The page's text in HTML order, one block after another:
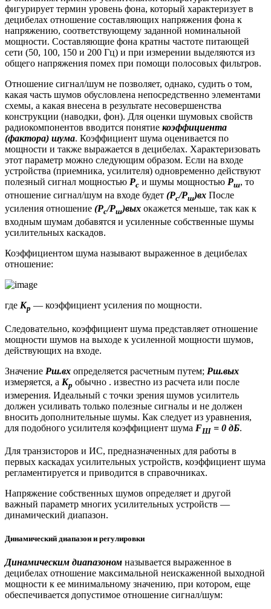
фигурирует термин уровень фона, который характеризует в
децибелах отношение составляющих напряжения фона к
напряжению, соответствующему заданной номинальной
мощности. Составляющие фона кратны частоте питающей
сети (50, 100, 150 и 200 Гц) и при измерении выделяются из
общего напряжения помех при помощи полосовых фильтров.
Отношение сигнал/шум не позволяет, однако, судить о том,
какая часть шумов обусловлена непосредственно элементами
схемы, а какая внесена в результате несовершенства
конструкции (наводки, фон). Для оценки шумовых свойств
радиокомпонентов вводится понятие коэффициента
(фактора) шума. Коэффициент шума оценивается по
мощности и также выражается в децибелах. Характеризовать
этот параметр можно следующим образом. Если на входе
устройства (приемника, усилителя) одновременно действуют
полезный сигнал мощностью Рс и шумы мощностью Рш, то
отношение сигнал/шум на входе будет (Рс/Рш)вх После
усиления отношение (Рс/Рш)вых окажется меньше, так как к
входным шумам добавятся и усиленные собственные шумы
усилительных каскадов.
Коэффициентом шума называют выраженное в децибелах
отношение:
где Кр — коэффициент усиления по мощности.
Следовательно, коэффициент шума представляет отношение
мощности шумов на выходе к усиленной мощности шумов,
действующих на входе.
Значение Рш.вх определяется расчетным путем; Рш.вых
измеряется, а Кр обычно . известно из расчета или после
измерения. Идеальный с точки зрения шумов усилитель
должен усиливать только полезные сигналы и не должен
вносить дополнительные шумы. Как следует из уравнения,
для подобного усилителя коэффициент шума FШ = 0 дБ.
Для транзисторов и ИС, предназначенных для работы в
первых каскадах усилительных устройств, коэффициент шума
регламентируется и приводится в справочниках.
Напряжение собственных шумов определяет и другой
важный параметр многих усилительных устройств —
динамический диапазон.
Динамический диапазон и регулировки
Динамическим диапазоном называется выраженное в
децибелах отношение максимальной неискаженной выходной
мощности к ее минимальному значению, при котором, еще
обеспечивается допустимое отношение сигнал/шум: